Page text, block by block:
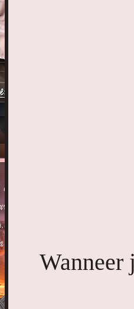
Wanneer